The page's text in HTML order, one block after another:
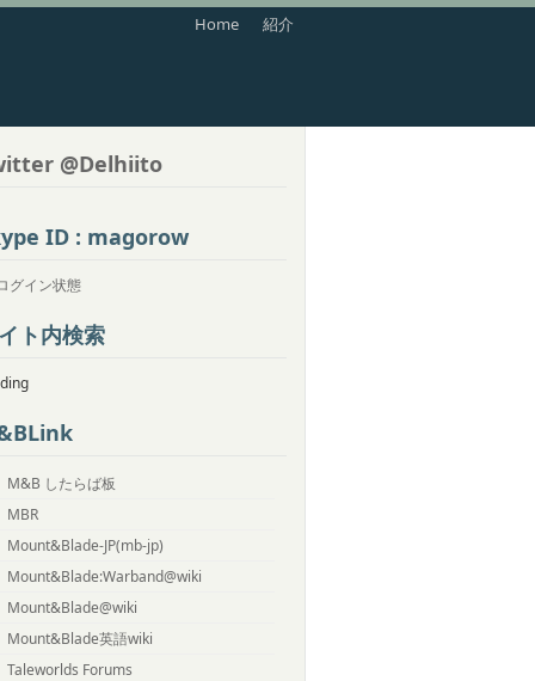
Home 紹介
@Delhiito
ID : magorow
ト内検索
M&B したらば板
MBR
Mount&Blade-JP(mb-jp)
Mount&Blade:Warband@wiki
Mount&Blade@wiki
Mount&Blade英語wiki
Taleworlds Forums